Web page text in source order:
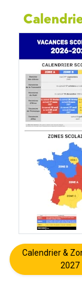
Calendrier &
2027